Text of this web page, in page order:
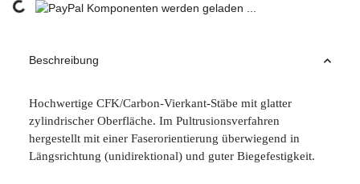
Loading... Komponenten werden geladen ...
Beschreibung
Hochwertige CFK/Carbon-Vierkant-Stäbe mit glatter
zylindrischer Oberfläche. Im Pultrusionsverfahren
hergestellt mit einer Faserorientierung überwiegend in
Längsrichtung (unidirektional) und guter Biegefestigkeit.